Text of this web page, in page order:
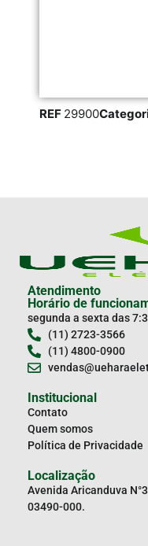
REF 29900
Atendimento
Horário de
segunda a sexta das
(11) 2723-3566
(11) 4800-0900
Institucional
Contato
Quem somos
Política de Privacidade
Localização
Avenida Aricanduva
03490-000.